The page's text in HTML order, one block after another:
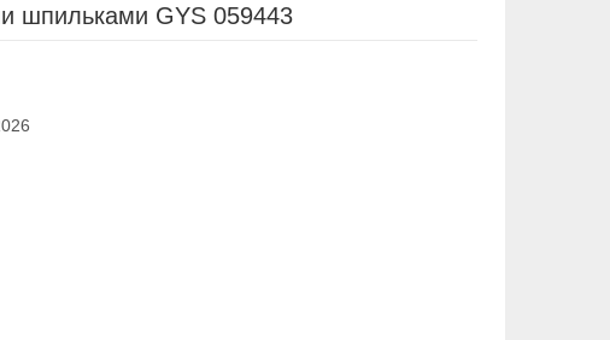
шпильками GYS 059443